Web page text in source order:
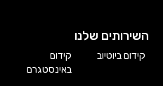
השירותים שלנו
קידום ביוטיוב
קידום
באינסטגרם